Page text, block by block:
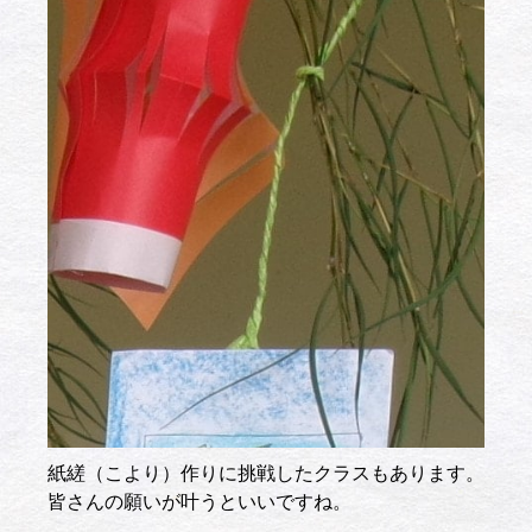
紙縒（こより）作りに挑戦したクラスもあります。
皆さんの願いが叶うといいですね。